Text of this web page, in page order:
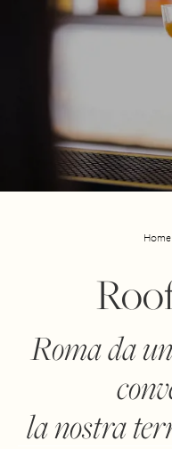
Spagna
Home
Roma da
la nostra